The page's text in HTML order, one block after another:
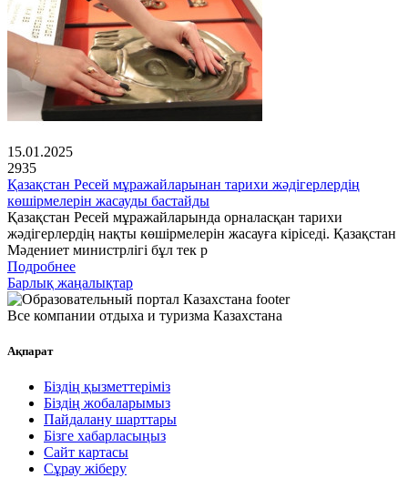
15.01.2025
2935
Қазақстан Ресей мұражайларынан тарихи жәдігерлердің
көшірмелерін жасауды бастайды
Қазақстан Ресей мұражайларында орналасқан тарихи
жәдігерлердің нақты көшірмелерін жасауға кіріседі. Қазақстан
Мәдениет министрлігі бұл тек р
Подробнее
Барлық жаңалықтар
Все компании отдыха и туризма Казахстана
Ақпарат
Біздің қызметтеріміз
Біздің жобаларымыз
Пайдалану шарттары
Бізге хабарласыңыз
Сайт картасы
Сұрау жіберу